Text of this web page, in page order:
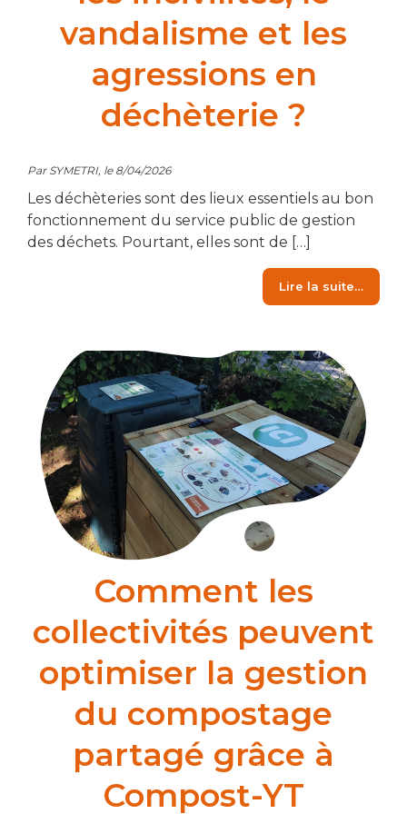
vandalisme et les
agressions en
déchèterie ?
Par SYMETRI, le 8/04/2026
Les déchèteries sont des lieux essentiels au bon
fonctionnement du service public de gestion
des déchets. Pourtant, elles sont de […]
Lire la suite…
Comment les
collectivités peuvent
optimiser la gestion
du compostage
partagé grâce à
Compost-YT